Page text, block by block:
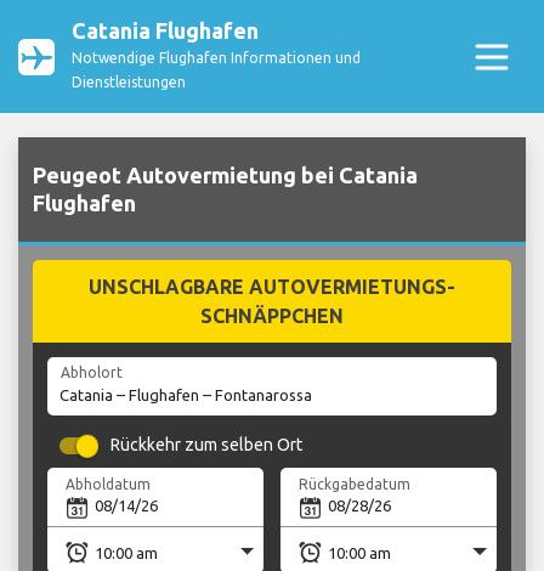
Catania Flughafen
Notwendige Flughafen Informationen und
Dienstleistungen
Peugeot Autovermietung bei Catania
Flughafen
UNSCHLAGBARE AUTOVERMIETUNGS-
SCHNÄPPCHEN
Abholort
Rückkehr zum selben Ort
Abholdatum Rückgabedatum